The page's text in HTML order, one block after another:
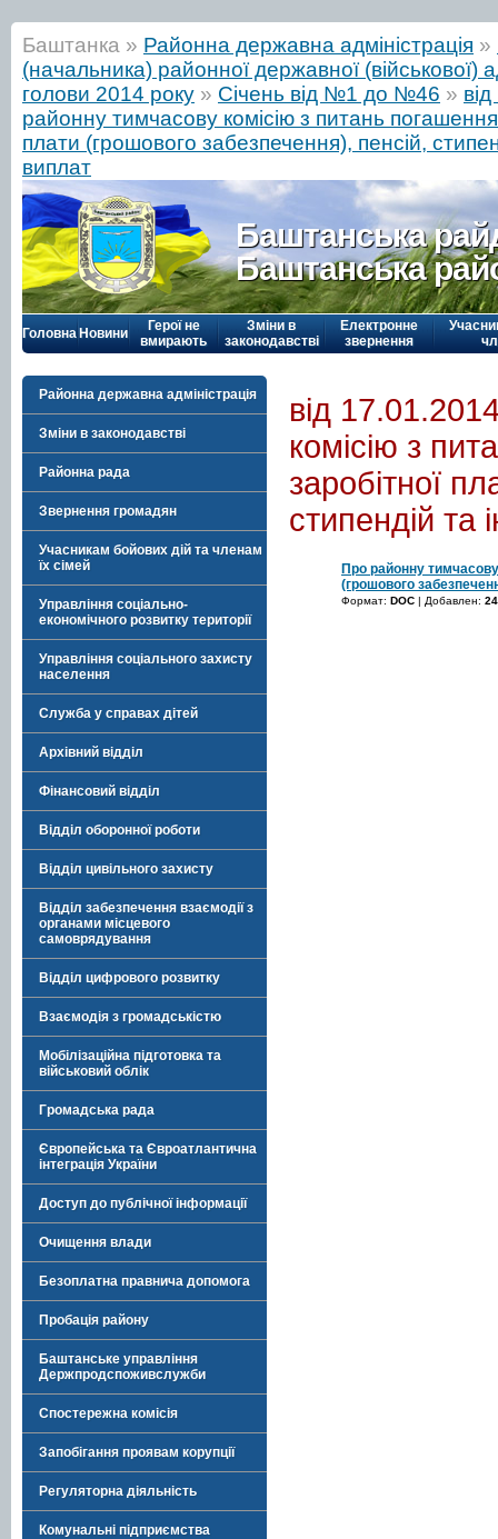
Баштанка » Районна державна адміністрація »
(начальника) районної державної (військової)
голови 2014 року » Січень від №1 до №46 »
районну тимчасову комісію з питань погашення
плати (грошового забезпечення), пенсій,
виплат
Баштанська
Баштанська
Головна Новини
Герої не
вмирають
Зміни в
законодавстві
Електронне
звернення
Районна державна адміністрація
Зміни в законодавстві
Районна рада
Звернення громадян
Учасникам бойових дій та членам
їх сімей
Управління соціально-
економічного розвитку території
Управління соціального захисту
населення
Служба у справах дітей
Архівний відділ
Фінансовий відділ
Відділ оборонної роботи
Відділ цивільного захисту
Відділ забезпечення взаємодії з
органами місцевого
самоврядування
Відділ цифрового розвитку
Взаємодія з громадськістю
Мобілізаційна підготовка та
військовий облік
Громадська рада
Європейська та Євроатлантична
інтеграція України
Доступ до публічної інформації
Очищення влади
Безоплатна правнича допомога
Пробація району
Баштанське управління
Держпродспоживслужби
Спостережна комісія
Запобігання проявам корупції
Регуляторна діяльність
Комунальні підприємства
від
комісію з
заробітної
стипендій та
Про районну тимчасову
(грошового
Формат: DOC | Добавлен: